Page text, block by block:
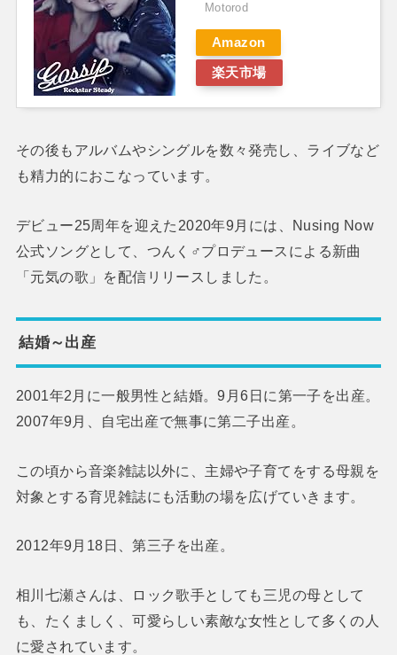
Motorod
Amazon
楽天市場
その後もアルバムやシングルを数々発売し、ライブなど
も精力的におこなっています。
デビュー25周年を迎えた2020年9月には、Nusing Now
公式ソングとして、つんく♂プロデュースによる新曲
「元気の歌」を配信リリースしました。
結婚～出産
2001年2月に一般男性と結婚。9月6日に第一子を出産。
2007年9月、自宅出産で無事に第二子出産。
この頃から音楽雑誌以外に、主婦や子育てをする母親を
対象とする育児雑誌にも活動の場を広げていきます。
2012年9月18日、第三子を出産。
相川七瀬さんは、ロック歌手としても三児の母として
も、たくましく、可愛らしい素敵な女性として多くの人
に愛されています。